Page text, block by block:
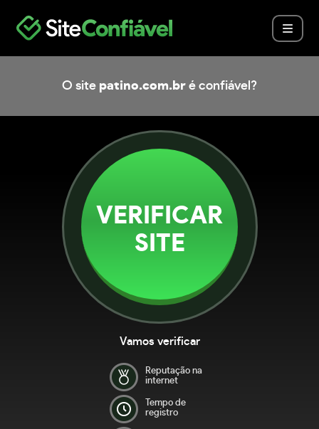
O site patino.com.br é confiável?
VERIFICAR
SITE
Vamos verificar
Reputação na
internet
Tempo de
registro